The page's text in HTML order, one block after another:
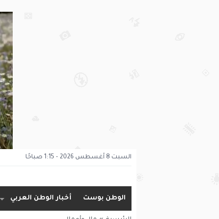
السبت 8 أغسطس 2026 - 1:15 صباحًا
الوطن بوست أخبار الوطن العربي